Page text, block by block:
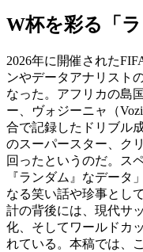
W杯を彩る「
2026年に開催された
ンやデータアナリスト
なった。アフリカの島
ー、ヴォジーニャ（
合で記録したドリブル
のスーパースター、ク
回ったというのだ。ス
『ランダム』なデータ
なる笑い話や珍事とし
計の背後には、現代サ
化、そしてワールドカ
れている。本稿では、